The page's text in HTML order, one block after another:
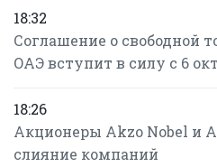
18:32
Соглашение о свободной
ОАЭ вступит в силу с 6
18:26
Акционеры Akzo Nobel и
слияние компаний